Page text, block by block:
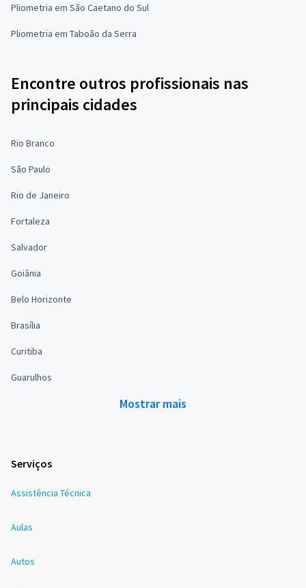
Pliometria em São Caetano do Sul
Pliometria em Taboão da Serra
Encontre outros profissionais nas
principais cidades
Rio Branco
São Paulo
Rio de Janeiro
Fortaleza
Salvador
Goiânia
Belo Horizonte
Brasília
Curitiba
Guarulhos
Mostrar mais
Serviços
Assistência Técnica
Aulas
Autos